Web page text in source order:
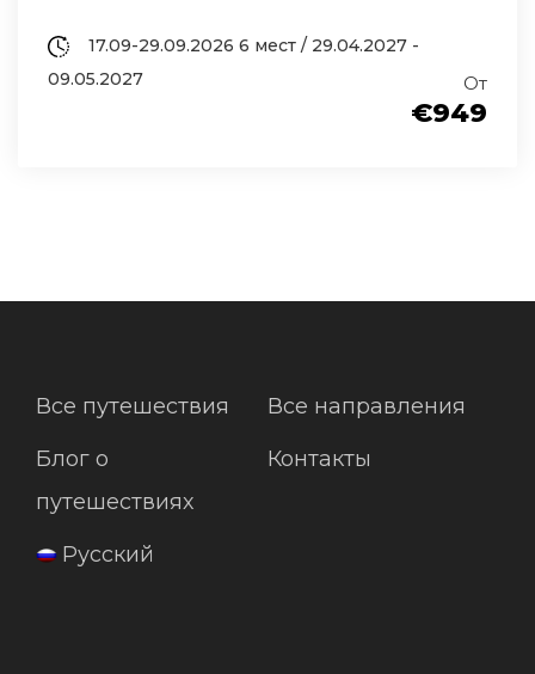
От
€949
17.09-29.09.2026 6 мест / 29.04.2027 -
09.05.2027
Все путешествия
Все направления
Блог о
путешествиях
Контакты
Русский